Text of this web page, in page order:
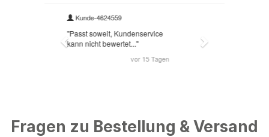
Fragen zu Bestellung & Versand